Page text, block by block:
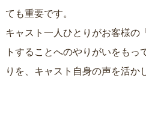
ても重要です。
キャスト一人ひとりがお客様の
トすることへのやりがいをもっ
りを、キャスト自身の声を活か